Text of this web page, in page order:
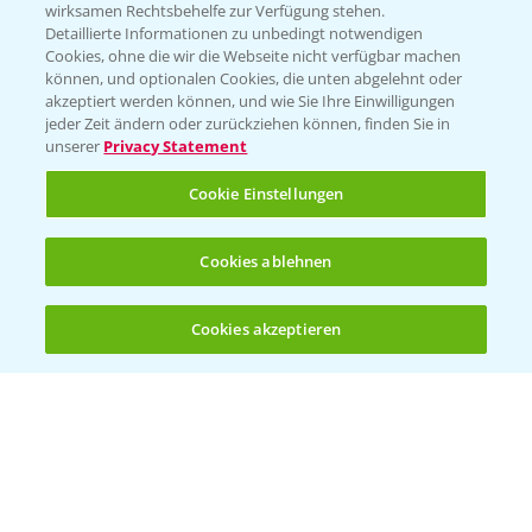
(noch 4)
T.+49 (0)174 346 564 1
KONTAKT
Hilfe in Notfällen
T.+49 (0)214/30-20220
Folgen Sie uns
wirksamen Rechtsbehelfe zur Verfügung stehen.
Detaillierte Informationen zu unbedingt notwendigen
Cookies, ohne die wir die Webseite nicht verfügbar machen
können, und optionalen Cookies, die unten abgelehnt oder
akzeptiert werden können, und wie Sie Ihre Einwilligungen
jeder Zeit ändern oder zurückziehen können, finden Sie in
unserer Privacy Statement
Cookie Einstellungen
Cookies ablehnen
Cookies akzeptieren